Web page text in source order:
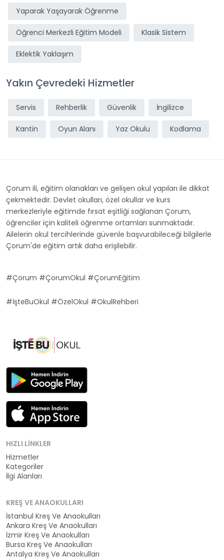
Yaparak Yaşayarak Öğrenme
Öğrenci Merkezli Eğitim Modeli Klasik Sistem
Eklektik Yaklaşım
Yakın Çevredeki Hizmetler
Servis Rehberlik Güvenlik İngilizce
Kantin Oyun Alanı Yaz Okulu Kodlama
Çorum ili, eğitim olanakları ve gelişen okul yapıları ile dikkat
çekmektedir. Devlet okulları, özel okullar ve kurs
merkezleriyle eğitimde fırsat eşitliği sağlanan Çorum,
öğrenciler için kaliteli öğrenme ortamları sunmaktadır.
Ailelerin okul tercihlerinde güvenle başvurabileceği bilgilerle
Çorum'de eğitim artık daha erişilebilir.
#Çorum #ÇorumOkul #ÇorumEğitim
#İşteBuOkul #ÖzelOkul #OkulRehberi
HIZLI LINKLER
Hizmetler
Kategoriler
İlgi Alanları
KREŞ VE ANAOKULLARI
İstanbul Kreş Ve Anaokulları
Ankara Kreş Ve Anaokulları
İzmir Kreş Ve Anaokulları
Bursa Kreş Ve Anaokulları
Antalya Kreş Ve Anaokulları